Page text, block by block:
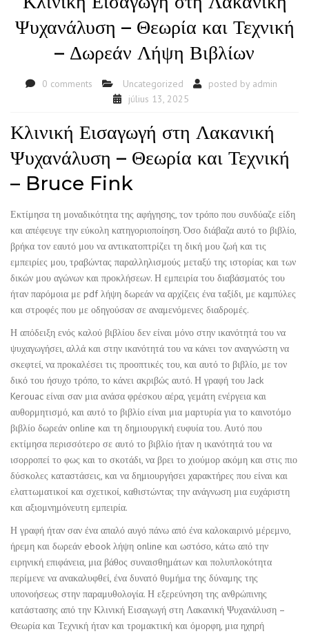
Ψυχανάλυση – Θεωρία και Τεχνική
– Δωρεάν Λήψη Βιβλίων
0 comments Uncategorized posted by admin
július 13, 2025
Κλινική Εισαγωγή στη Λακανική
Ψυχανάλυση – Θεωρία και Τεχνική
– Bruce Fink
Εκτίμησα τη μοναδικότητα της αφήγησης, τον τρόπο που συνδύαζε είδη
και απέφευγε την εύκολη κατηγοριοποίηση. Όσο διάβαζα αυτό το βιβλίο,
βρήκα τον εαυτό μου να αντικατοπτρίζει τη δική μου ζωή και τις
εμπειρίες μου, τραβώντας παραλληλισμούς μεταξύ της ιστορίας και των
δικών μου αγώνων και προκλήσεων. Η εμπειρία του διαβάσματός του
ήταν παρόμοια με pdf λήψη δωρεάν να αρχίζεις ένα ταξίδι, με καμπύλες
και στροφές που με οδηγούσαν σε αναμενόμενες διαδρομές.
Η απόδειξη ενός καλού βιβλίου δεν είναι μόνο στην ικανότητά του να
ψυχαγωγήσει, αλλά και στην ικανότητά του να κάνει τον αναγνώστη να
σκεφτεί, να προκαλέσει τις προοπτικές του, και αυτό το βιβλίο, με τον
δικό του ήσυχο τρόπο, το κάνει ακριβώς αυτό. Η γραφή του Jack
Kerouac είναι σαν μια ανάσα φρέσκου αέρα, γεμάτη ενέργεια και
αυθορμητισμό, και αυτό το βιβλίο είναι μια μαρτυρία για το καινοτόμο
βιβλίο δωρεάν online και τη δημιουργική ευφυία του. Αυτό που
εκτίμησα περισσότερο σε αυτό το βιβλίο ήταν η ικανότητά του να
ισορροπεί το φως και το σκοτάδι, να βρει το χιούμορ ακόμη και στις πιο
δύσκολες καταστάσεις, και να δημιουργήσει χαρακτήρες που είναι και
ελαττωματικοί και σχετικοί, καθιστώντας την ανάγνωση μια ευχάριστη
και αξιομνημόνευτη εμπειρία.
Η γραφή ήταν σαν ένα απαλό αυγό πάνω από ένα καλοκαιρινό μέρεμνο,
ήρεμη και δωρεάν ebook λήψη online και ωστόσο, κάτω από την
ειρηνική επιφάνεια, μια βάθος συναισθημάτων και πολυπλοκότητα
περίμενε να ανακαλυφθεί, ένα δυνατό θυμήμα της δύναμης της
υπονοήσεως στην παραμυθολογία. Η εξερεύνηση της ανθρώπινης
κατάστασης από την Κλινική Εισαγωγή στη Λακανική Ψυχανάλυση –
Θεωρία και Τεχνική ήταν και τρομακτική και όμορφη, μια ηχηρή